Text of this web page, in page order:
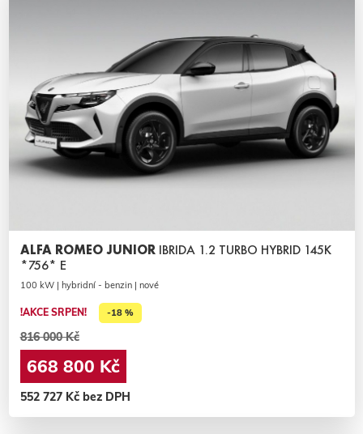
ALFA ROMEO JUNIOR IBRIDA 1.2 TURBO HYBRID 145K
*756* E
100 kW | hybridní - benzin | nové
!AKCE SRPEN! -18 %
816 000 Kč
668 800 Kč
552 727 Kč bez DPH